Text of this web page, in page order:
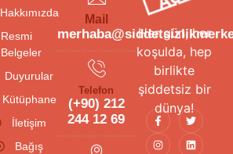
Hakkımızda
Resmi
Belgeler
Duyurular
Kütüphane
İletişim
Bağış
Mail
Telefon
(+90) 212
244 12 69
Her gün, her
koşulda, hep
birlikte
şiddetsiz bir
dünya!